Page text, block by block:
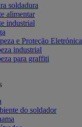
soldadura
alimentar
industrial
e Proteção Eletrónica
industrial
para graffiti
do soldador